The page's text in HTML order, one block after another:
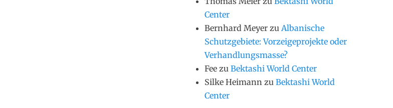
Center
Bernhard Meyer zu Albanische
Schutzgebiete: Vorzeigeprojekte oder
Verhandlungsmasse?
Fee zu Bektashi World Center
Silke Heimann zu Bektashi World
Center